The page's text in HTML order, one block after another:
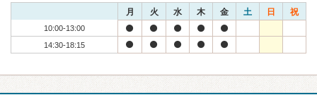
月 火 水 木 金 土 日 祝
10:00-13:00
14:30-18:15